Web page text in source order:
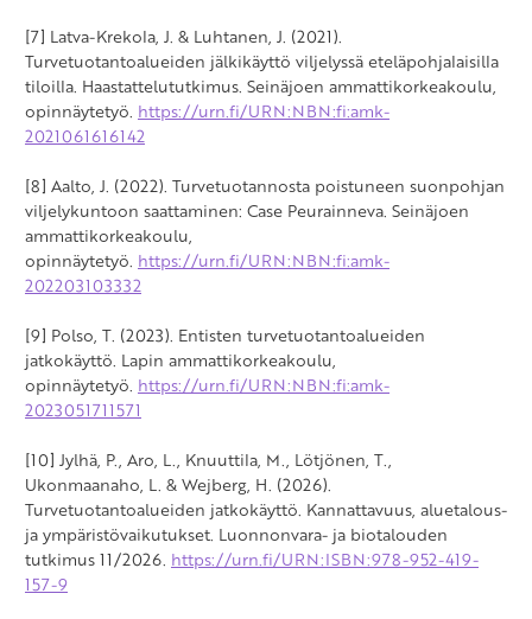
[7] Latva-Krekola, J. & Luhtanen, J. (2021).
Turvetuotantoalueiden jälkikäyttö viljelyssä eteläpohjalaisilla
tiloilla. Haastattelututkimus. Seinäjoen ammattikorkeakoulu,
opinnäytetyö. https://urn.fi/URN:NBN:fi:amk-
2021061616142
[8] Aalto, J. (2022). Turvetuotannosta poistuneen suonpohjan
viljelykuntoon saattaminen: Case Peurainneva. Seinäjoen
ammattikorkeakoulu,
opinnäytetyö. https://urn.fi/URN:NBN:fi:amk-
202203103332
[9] Polso, T. (2023). Entisten turvetuotantoalueiden
jatkokäyttö. Lapin ammattikorkeakoulu,
opinnäytetyö. https://urn.fi/URN:NBN:fi:amk-
2023051711571
[10] Jylhä, P., Aro, L., Knuuttila, M., Lötjönen, T.,
Ukonmaanaho, L. & Wejberg, H. (2026).
Turvetuotantoalueiden jatkokäyttö. Kannattavuus, aluetalous-
ja ympäristövaikutukset. Luonnonvara- ja biotalouden
tutkimus 11/2026. https://urn.fi/URN:ISBN:978-952-419-
157-9